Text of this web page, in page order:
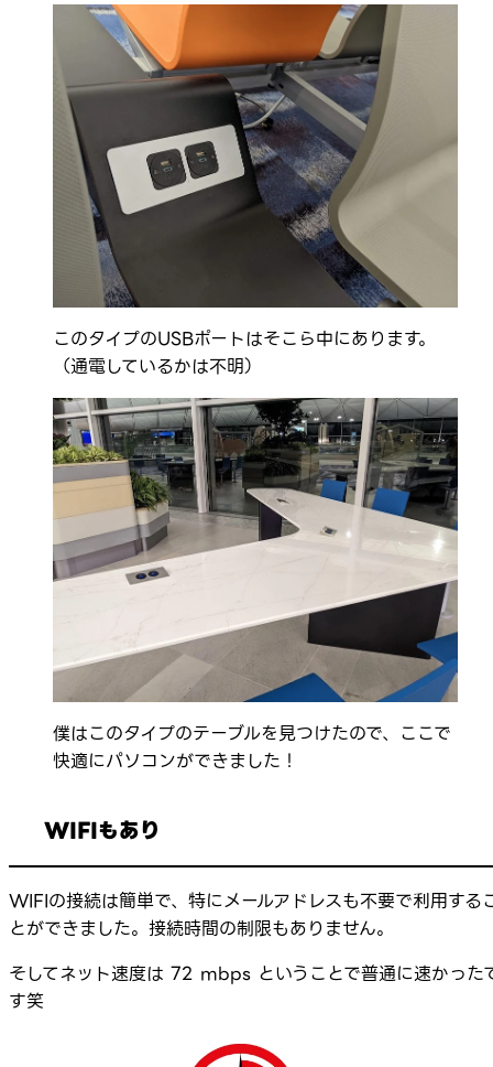
このタイプのUSBポートはそこら中にあります。
（通電しているかは不明）
僕はこのタイプのテーブルを見つけたので、ここで
快適にパソコンができました！
WIFIもあり
WIFIの接続は簡単で、特にメールアドレスも不要で利用する
とができました。接続時間の制限もありません。
そしてネット速度は 72 mbps ということで普通に速かった
す笑